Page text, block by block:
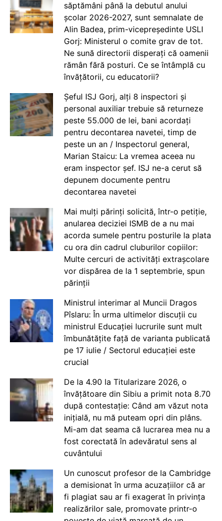
săptămâni până la debutul anului
școlar 2026-2027, sunt semnalate de
Alin Badea, prim-vicepreședinte USLI
Gorj: Ministerul o comite grav de tot.
Ne sună directorii disperați că oamenii
rămân fără posturi. Ce se întâmplă cu
învățătorii, cu educatorii?
Șeful ISJ Gorj, alți 8 inspectori și
personal auxiliar trebuie să returneze
peste 55.000 de lei, bani acordați
pentru decontarea navetei, timp de
peste un an / Inspectorul general,
Marian Staicu: La vremea aceea nu
eram inspector șef. ISJ ne-a cerut să
depunem documente pentru
decontarea navetei
Mai mulți părinți solicită, într-o petiție,
anularea deciziei ISMB de a nu mai
acorda sumele pentru posturile la plata
cu ora din cadrul cluburilor copiilor:
Multe cercuri de activități extrașcolare
vor dispărea de la 1 septembrie, spun
părinții
Ministrul interimar al Muncii Dragos
Pîslaru: În urma ultimelor discuții cu
ministrul Educației lucrurile sunt mult
îmbunătățite față de varianta publicată
pe 17 iulie / Sectorul educației este
crucial
De la 4.90 la Titularizare 2026, o
învățătoare din Sibiu a primit nota 8.70
după contestație: Când am văzut nota
inițială, nu mă puteam opri din plâns.
Mi-am dat seama că lucrarea mea nu a
fost corectată în adevăratul sens al
cuvântului
Un cunoscut profesor de la Cambridge
a demisionat în urma acuzațiilor că ar
fi plagiat sau ar fi exagerat în privința
realizărilor sale, promovate printr-o